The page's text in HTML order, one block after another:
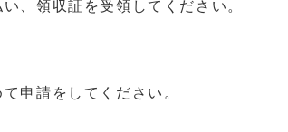
、領収証を受領してください。
申請をしてください。